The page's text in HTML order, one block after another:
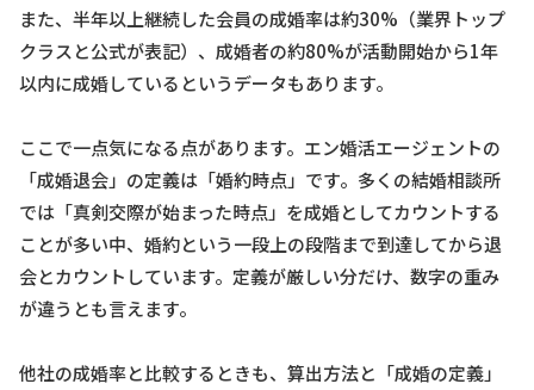
また、半年以上継続した会員の成婚率は約30%（業界トップ
クラスと公式が表記）、成婚者の約80%が活動開始から1年
以内に成婚しているというデータもあります。
ここで一点気になる点があります。エン婚活エージェントの
「成婚退会」の定義は「婚約時点」です。多くの結婚相談所
では「真剣交際が始まった時点」を成婚としてカウントする
ことが多い中、婚約という一段上の段階まで到達してから退
会とカウントしています。定義が厳しい分だけ、数字の重み
が違うとも言えます。
他社の成婚率と比較するときも、算出方法と「成婚の定義」